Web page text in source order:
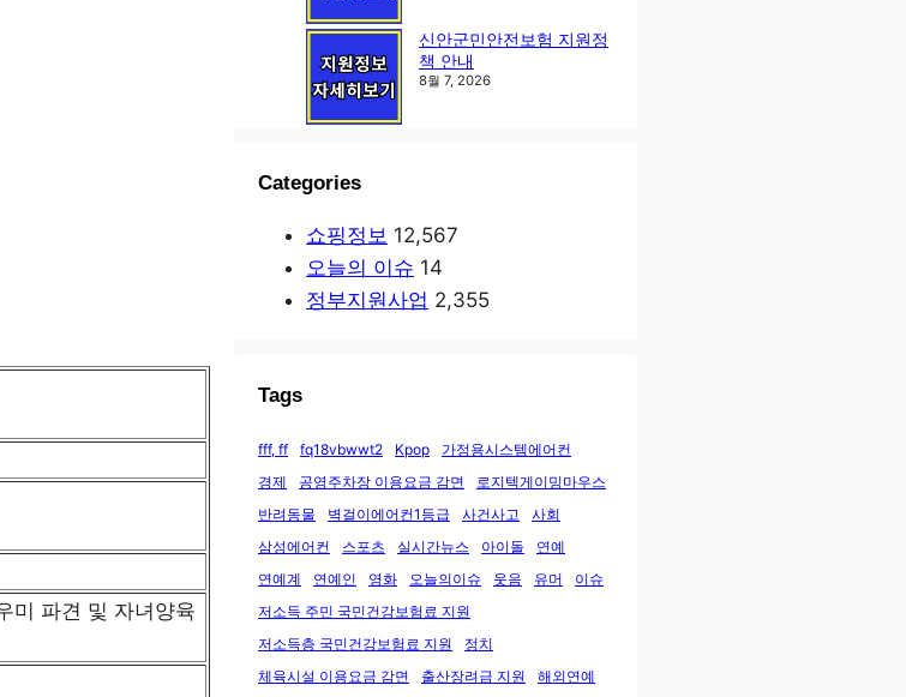
미 파견 및 자녀양육
신안군민안전보험 지원정
책 안내
8월 7, 2026
Categories
쇼핑정보 12,567
오늘의 이슈 14
정부지원사업 2,355
Tags
fff, ff fq18vbwwt2 Kpop
가정용시스템에어컨
경제
공영주차장 이용요금 감면
로지텍게이밍마우스
반려동물
벽걸이에어컨1등급 사건사고
사회
삼성에어컨
스포츠 실시간뉴스 아이돌
연예
연예계
연예인 영화 오늘의이슈 웃음 유머
이슈
저소득 주민 국민건강보험료 지원
저소득층 국민건강보험료 지원
정치
체육시설 이용요금 감면
출산장려금 지원
해외연예